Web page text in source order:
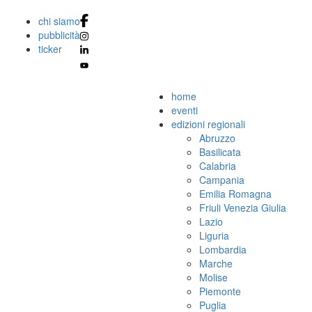
chi siamo
pubblicità
ticker
home
eventi
edizioni regionali
Abruzzo
Basilicata
Calabria
Campania
Emilia Romagna
Friuli Venezia Giulia
Lazio
Liguria
Lombardia
Marche
Molise
Piemonte
Puglia